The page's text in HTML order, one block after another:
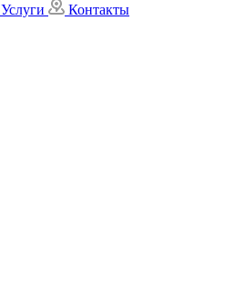
Услуги Контакты